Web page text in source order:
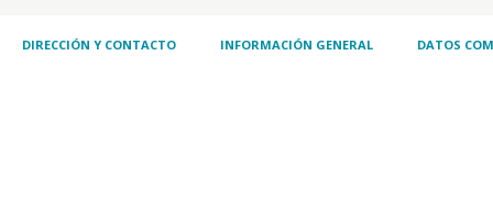
DIRECCIÓN Y CONTACTO INFORMACIÓN GENERAL DATOS